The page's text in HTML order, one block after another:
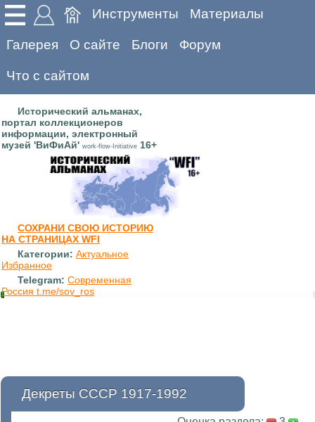
Инструменты Материалы
Галерея О сайте Блоги Форум
Что с сайтом
Исторический альманах,
портал коллекционеров
информации, электронный
музей 'ВиФиАй' work-flow-Initiative 16+
СОХРАНИ СВОЮ ИСТОРИЮ
НА СТРАНИЦАХ WFI
Категории: Актуальное
Избранное
Telegram: Современная
Россия t.me/sov_ros
Декреты СССР 1917-1992